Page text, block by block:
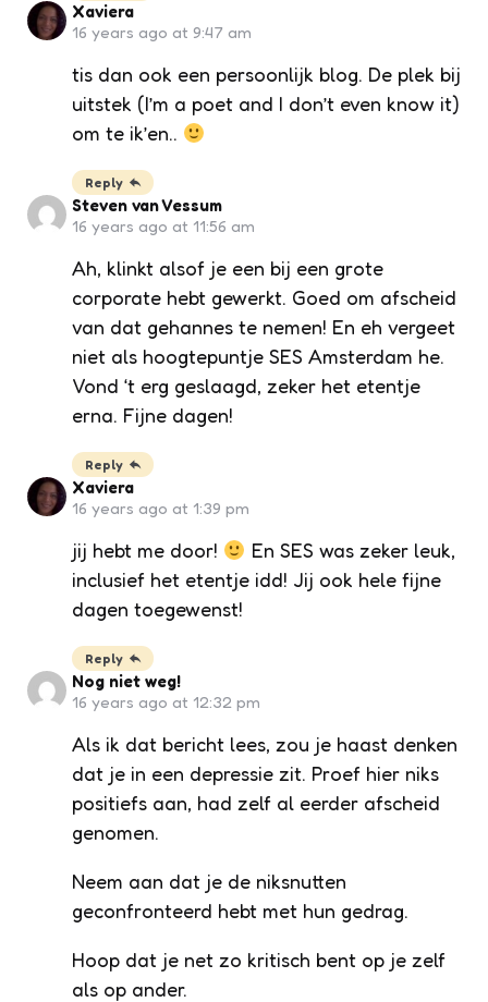
Xaviera
16 years ago at 9:47 am
tis dan ook een persoonlijk blog. De plek bij
uitstek (I’m a poet and I don’t even know it)
om te ik’en..
Reply
Steven van Vessum
16 years ago at 11:56 am
Ah, klinkt alsof je een bij een grote
corporate hebt gewerkt. Goed om afscheid
van dat gehannes te nemen! En eh vergeet
niet als hoogtepuntje SES Amsterdam he.
Vond ‘t erg geslaagd, zeker het etentje
erna. Fijne dagen!
Reply
Xaviera
16 years ago at 1:39 pm
jij hebt me door!
En SES was zeker leuk,
inclusief het etentje idd! Jij ook hele fijne
dagen toegewenst!
Reply
Nog niet weg!
16 years ago at 12:32 pm
Als ik dat bericht lees, zou je haast denken
dat je in een depressie zit. Proef hier niks
positiefs aan, had zelf al eerder afscheid
genomen.
Neem aan dat je de niksnutten
geconfronteerd hebt met hun gedrag.
Hoop dat je net zo kritisch bent op je zelf
als op ander.